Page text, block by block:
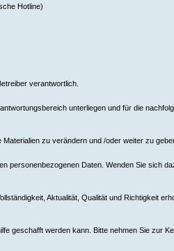
Hotline)
verantwortlich.
unterliegen und für die
zu verändern und /oder weiter zu
personenbezogenen Daten. Wenden Sie sich
Aktualität, Qualität und Richtigkeit
geschafft werden kann. Bitte nehmen Sie zur